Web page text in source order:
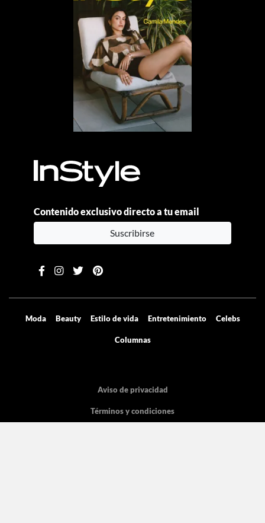
Contenido exclusivo directo a tu email
Suscribirse
Moda Beauty Estilo de vida Entretenimiento Celebs
Columnas
Aviso de privacidad
Términos y condiciones